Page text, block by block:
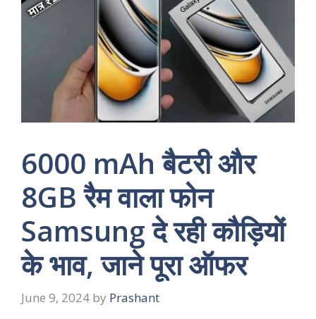
6000 mAh बैटरी और
8GB रैम वाला फोन
Samsung दे रही कौड़ियों
के भाव, जाने पूरा ऑफर
June 9, 2024 by Prashant